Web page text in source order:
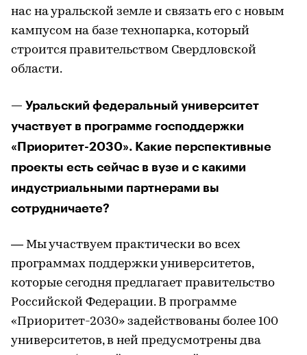
нас на уральской земле и связать его с новым
кампусом на базе технопарка, который
строится правительством Свердловской
области.
— Уральский федеральный университет
участвует в программе господдержки
«Приоритет-2030». Какие перспективные
проекты есть сейчас в вузе и с какими
индустриальными партнерами вы
сотрудничаете?
— Мы участвуем практически во всех
программах поддержки университетов,
которые сегодня предлагает правительство
Российской Федерации. В программе
«Приоритет-2030» задействованы более 100
университетов, в ней предусмотрены два